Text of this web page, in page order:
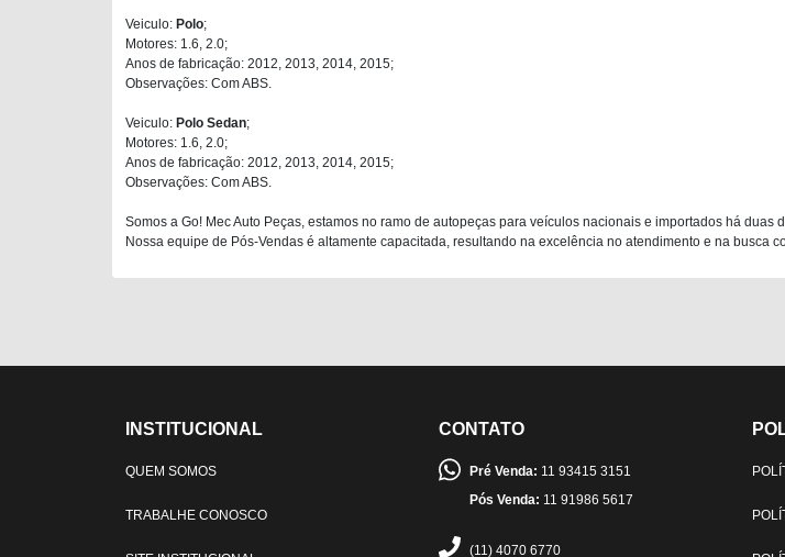
Veiculo: Polo;
Motores: 1.6, 2.0;
Anos de fabricação: 2012, 2013, 2014, 2015;
Observações: Com ABS.
Veiculo: Polo Sedan;
Motores: 1.6, 2.0;
Anos de fabricação: 2012, 2013, 2014, 2015;
Observações: Com ABS.
Somos a Go! Mec Auto Peças, estamos no ramo de autopeças para veículos nacionais e importados há
Nossa equipe de Pós-Vendas é altamente capacitada, resultando na excelência no atendimento e na busca
INSTITUCIONAL
QUEM SOMOS
TRABALHE CONOSCO
CONTATO
Pré Venda: 11 93415 3151
Pós Venda: 11 91986 5617
(11) 4070 6770